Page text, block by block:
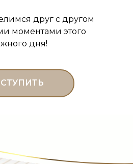
друг с другом
моментами этого
дня!